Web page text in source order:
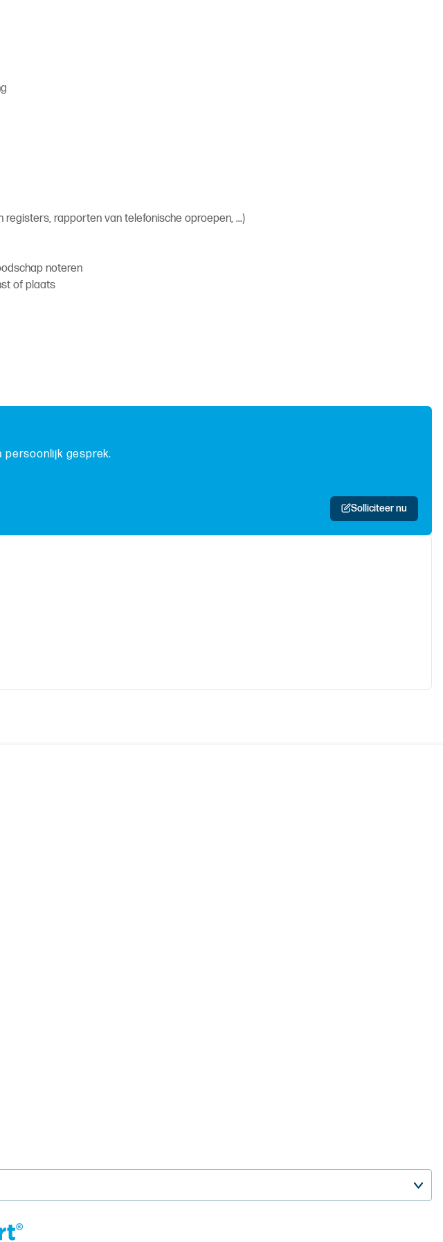
rapporten van telefonische oproepen, ...)
noteren
of plaats
gesprek.
Solliciteer nu